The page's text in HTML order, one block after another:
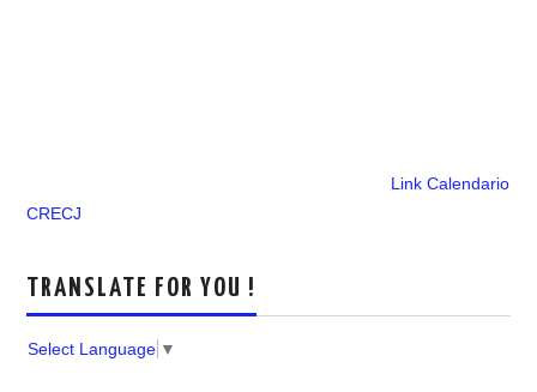
Link Calendario
CRECJ
TRANSLATE FOR YOU !
Select Language ▼